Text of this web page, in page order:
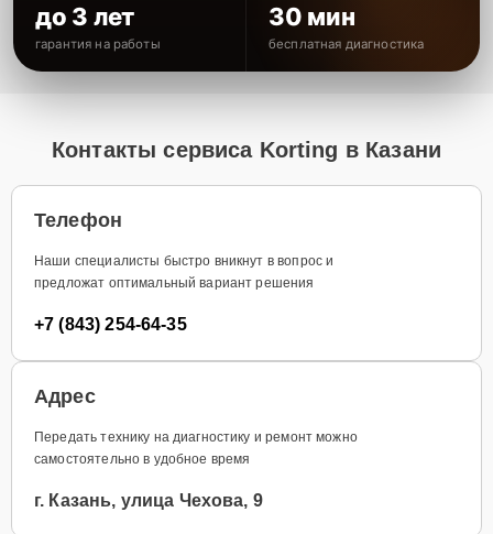
до 3 лет
гарантия на работы
30 мин
бесплатная диагностика
Контакты сервиса Korting в Казани
Телефон
Наши специалисты быстро вникнут в вопрос и
предложат оптимальный вариант решения
+7 (843) 254-64-35
Адрес
Передать технику на диагностику и ремонт можно
самостоятельно в удобное время
г. Казань, улица Чехова, 9